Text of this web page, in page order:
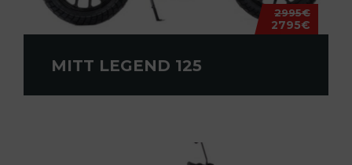
2995€
2795€
MITT LEGEND 125